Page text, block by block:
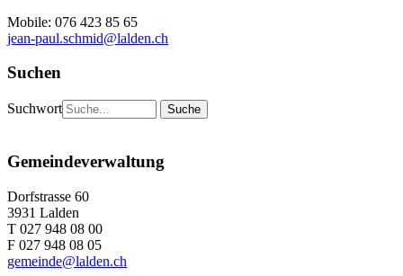
Mobile: 076 423 85 65
jean-paul.schmid@lalden.ch
Suchen
Suchwort
Gemeindeverwaltung
Dorfstrasse 60
3931 Lalden
T 027 948 08 00
F 027 948 08 05
gemeinde@lalden.ch